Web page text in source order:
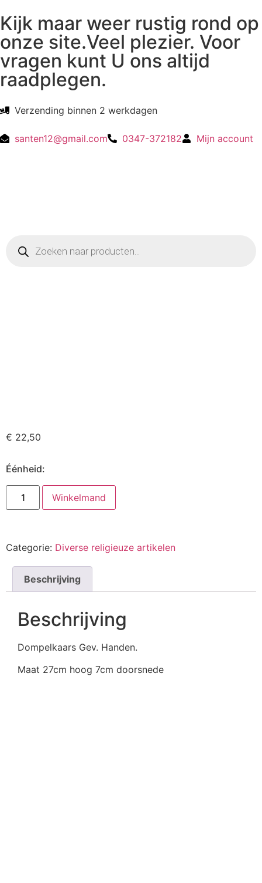
Kijk maar weer rustig rond op
onze site.Veel plezier. Voor
vragen kunt U ons altijd
raadplegen.
Verzending binnen 2 werkdagen
santen12@gmail.com 0347-372182 Mijn account
€ 22,50
Éénheid:
Winkelmand
Categorie: Diverse religieuze artikelen
Beschrijving
Beschrijving
Dompelkaars Gev. Handen.
Maat 27cm hoog 7cm doorsnede